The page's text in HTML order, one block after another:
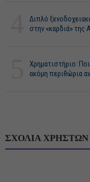
Διπλό
στην «καρδιά» της
Χρηματιστήριο:
ακόμη περιθώρια
ΣΧΟΛΙΑ ΧΡΗΣΤΩΝ